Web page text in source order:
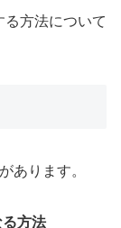
方法について
あります。
方法